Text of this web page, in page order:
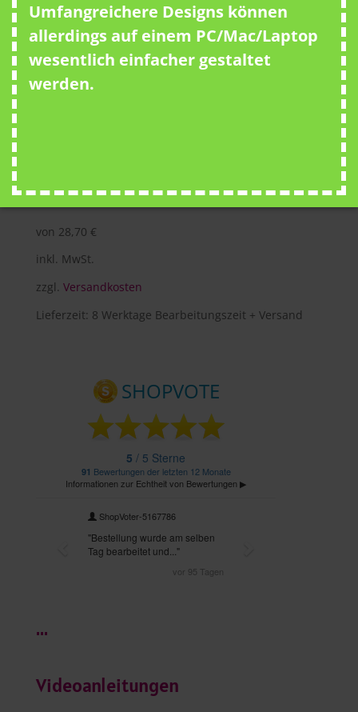
mit Aufdruck
von 28,70 €
inkl. MwSt.
zzgl. Versandkosten
Lieferzeit: 8 Werktage Bearbeitungszeit + Versand
...
Videoanleitungen
Umfangreichere Designs können
allerdings auf einem PC/Mac/Laptop
wesentlich einfacher gestaltet
werden.